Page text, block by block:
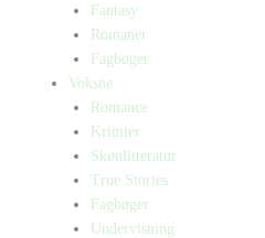
Fantasy
Romaner
Fagbøger
Voksne
Romance
Krimier
Skønlitteratur
True Stories
Fagbøger
Undervisning